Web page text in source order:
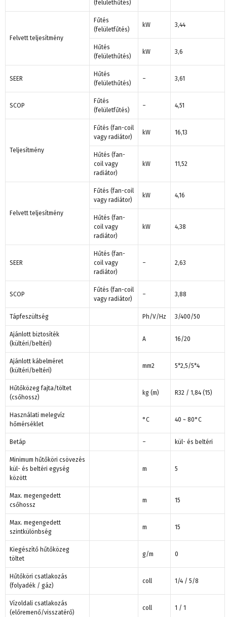
(felülethűtés)
Felvett teljesítmény
Fűtés
(felületfűtés)
kW 3,44
Hűtés
(felülethűtés)
kW 3,6
SEER
Hűtés
(felülethűtés)
– 3,61
SCOP
Fűtés
(felületfűtés)
– 4,51
Teljesítmény
Fűtés (fan-coil
vagy radiátor)
kW 16,13
Hűtés (fan-
coil vagy
radiátor)
kW 11,52
Felvett teljesítmény
Fűtés (fan-coil
vagy radiátor)
kW 4,16
Hűtés (fan-
coil vagy
radiátor)
kW 4,38
SEER
Hűtés (fan-
coil vagy
radiátor)
– 2,63
SCOP
Fűtés (fan-coil
vagy radiátor)
– 3,88
Tápfeszültség Ph/V/Hz 3/400/50
Ajánlott biztosíték
(kültéri/beltéri)
A 16/20
Ajánlott kábelméret
(kültéri/beltéri)
mm2 5*2,5/5*4
Hűtőközeg fajta/töltet
(csőhossz)
kg (m) R32 / 1,84 (15)
Használati melegvíz
hőmérséklet
°C 40 ~ 80°C
Betáp – kül- és beltéri
Minimum hűtőköri csövezés
kül- és beltéri egység
között
m 5
Max. megengedett
csőhossz
m 15
Max. megengedett
szintkülönbség
m 15
Kiegészítő hűtőközeg
töltet
g/m 0
Hűtőköri csatlakozás
(folyadék / gáz)
coll 1/4 / 5/8
Vízoldali csatlakozás
(előremenő/visszatérő)
coll 1 / 1